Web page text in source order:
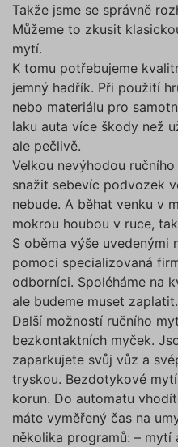
Takže jsme se správně
Můžeme to zkusit
mytí.
K tomu potřebujeme
jemný hadřík. Při použití
nebo materiálu pro
laku auta více škody než
ale pečlivě.
Velkou nevýhodou
snažit sebevíc podvozek
nebude. A běhat venku v
mokrou houbou v ruce,
S oběma výše uvedenými
pomoci specializovaná
odborníci. Spoléháme na
ale budeme muset zaplatit.
Další možností ručního
bezkontaktních myček.
zaparkujete svůj vůz a
tryskou. Bezdotykové
korun. Do automatu
máte vyměřený čas na
několika programů: – mytí